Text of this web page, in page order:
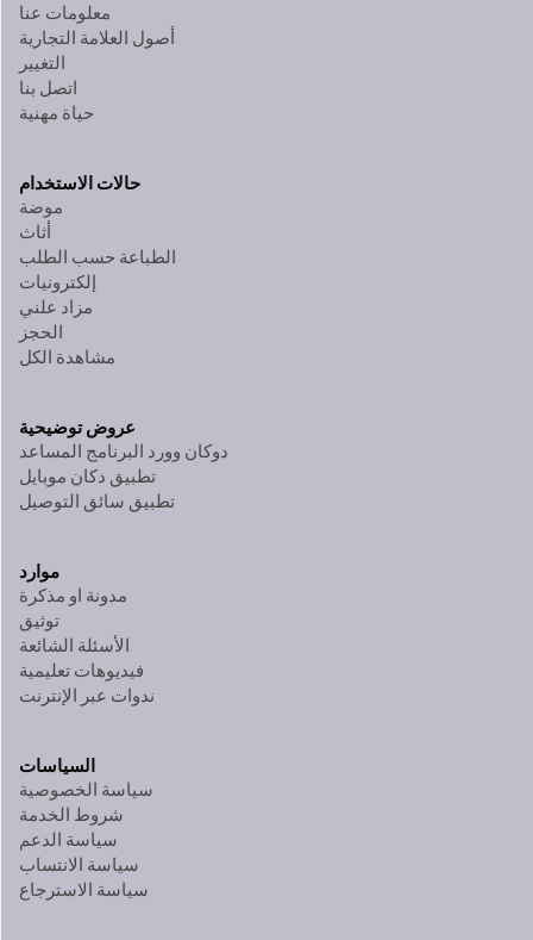
معلومات عنا
أصول العلامة التجارية
التغيير
اتصل بنا
حياة مهنية
حالات الاستخدام
موضة
أثاث
الطباعة حسب الطلب
إلكترونيات
مزاد علني
الحجز
مشاهدة الكل
عروض توضيحية
دوكان وورد البرنامج المساعد
تطبيق دكان موبايل
تطبيق سائق التوصيل
موارد
مدونة او مذكرة
توثيق
الأسئلة الشائعة
فيديوهات تعليمية
ندوات عبر الإنترنت
السياسات
سياسة الخصوصية
شروط الخدمة
سياسة الدعم
سياسة الانتساب
سياسة الاسترجاع